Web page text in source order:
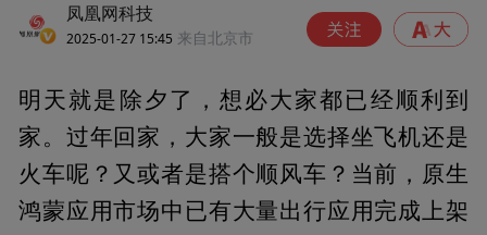
凤凰网科技
2025-01-27 15:45 来自北京市
明天就是除夕了，想必大家都已经顺利到
家。过年回家，大家一般是选择坐飞机还是
火车呢？又或者是搭个顺风车？当前，原生
鸿蒙应用市场中已有大量出行应用完成上架